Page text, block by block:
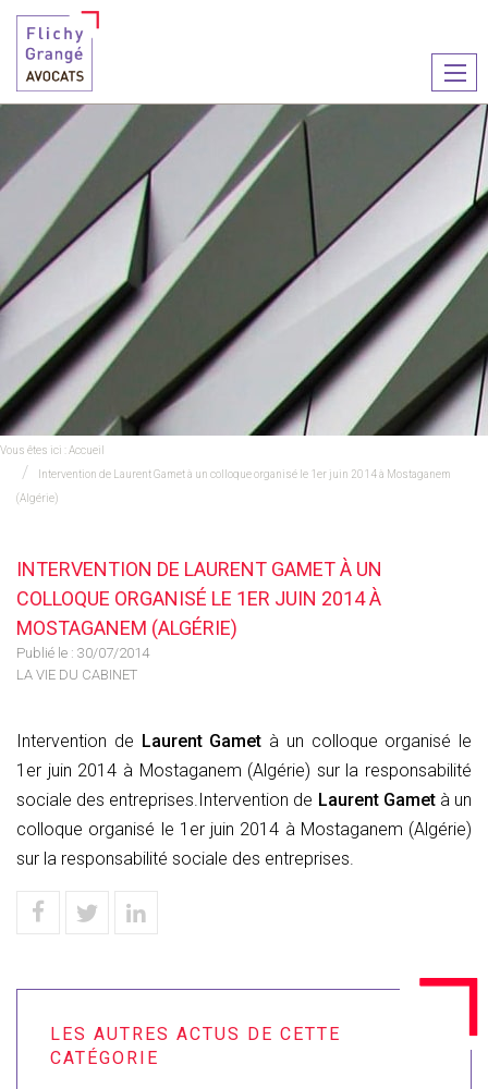
le
Vous êtes ici :Accueil
Intervention de Laurent Gamet à un colloque organisé le 1er juin 2014 à Mostaganem
(Algérie)
INTERVENTION DE LAURENT GAMET À UN
COLLOQUE ORGANISÉ LE 1ER JUIN 2014 À
MOSTAGANEM (ALGÉRIE)
Publié le : 30/07/2014
LA VIE DU CABINET
Intervention de Laurent Gamet à un colloque organisé le
1er juin 2014 à Mostaganem (Algérie) sur la responsabilité
sociale des entreprises.Intervention de Laurent Gamet à un
colloque organisé le 1er juin 2014 à Mostaganem (Algérie)
sur la responsabilité sociale des entreprises.